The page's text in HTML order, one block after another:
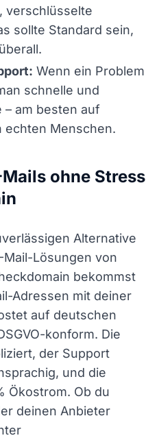
verschlüsselte
sollte Standard sein,
Wenn ein Problem
schnelle und
– am besten auf
echten Menschen.
ohne Stress
Alternative
Lösungen von
bekommst
Adressen mit deiner
auf deutschen
konform. Die
der Support
und die
Ökostrom. Ob du
deinen Anbieter